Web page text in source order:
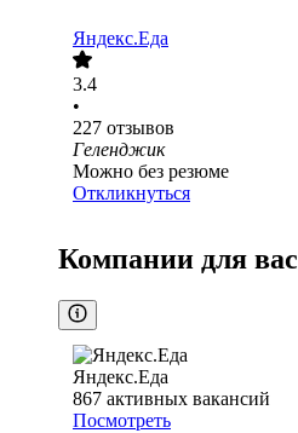
Яндекс.Еда
3.4
•
227 отзывов
Геленджик
Можно без резюме
Откликнуться
Компании для вас
Яндекс.Еда
867 активных вакансий
Посмотреть